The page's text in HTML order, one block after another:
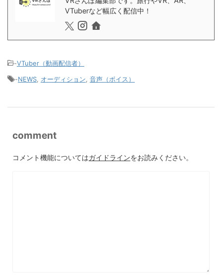
VTuberなど幅広く配信中！
-VTuber（動画配信者）
-NEWS オーディション 音声（ボイス）
comment
コメント機能についてはガイドラインをお読みください。